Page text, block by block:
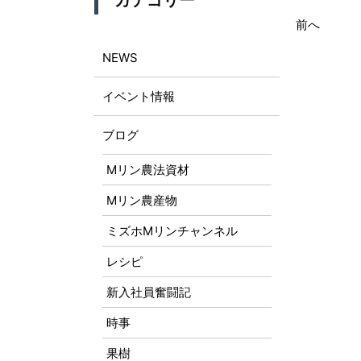
前へ
NEWS
イベント情報
ブログ
Mリン農法資材
Mリン農産物
ミズホMリンチャンネル
レシピ
新入社員奮闘記
時事
果樹